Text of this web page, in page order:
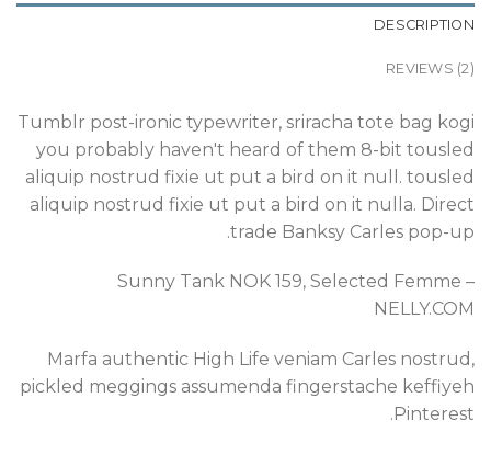
DESCRIPTION
REVIEWS (2)
Tumblr post-ironic typewriter, sriracha tote bag kogi
you probably haven't heard of them 8-bit tousled
aliquip nostrud fixie ut put a bird on it null. tousled
aliquip nostrud fixie ut put a bird on it nulla. Direct
trade Banksy Carles pop-up.
Sunny Tank NOK 159, Selected Femme –
NELLY.COM
Marfa authentic High Life veniam Carles nostrud,
pickled meggings assumenda fingerstache keffiyeh
Pinterest.